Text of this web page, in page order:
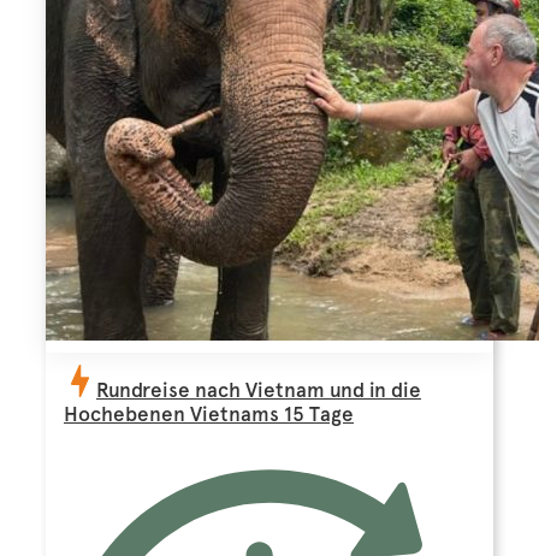
Rundreise nach Vietnam und in die
Hochebenen Vietnams 15 Tage